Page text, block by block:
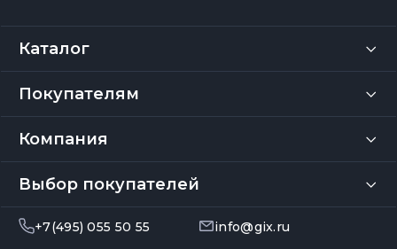
Каталог
Покупателям
Компания
Выбор покупателей
+7(495) 055 50 55
info@gix.ru